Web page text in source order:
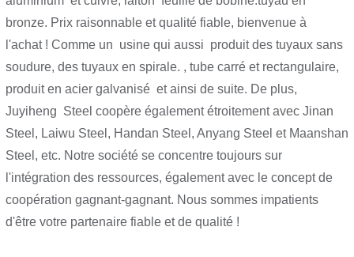
bronze. Prix ​​raisonnable et qualité fiable, bienvenue à
l'achat ! Comme un usine qui aussi produit des tuyaux sans
soudure, des tuyaux en spirale. , tube carré et rectangulaire,
produit en acier galvanisé et ainsi de suite. De plus,
Juyiheng Steel coopère également étroitement avec Jinan
Steel, Laiwu Steel, Handan Steel, Anyang Steel et Maanshan
Steel, etc. Notre société se concentre toujours sur
l'intégration des ressources, également avec le concept de
coopération gagnant-gagnant. Nous sommes impatients
d'être votre partenaire fiable et de qualité !